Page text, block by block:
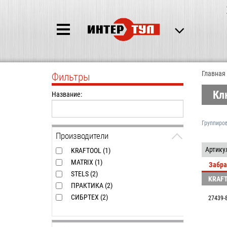
Главная
27439-
Фильтры
Название:
Производители
KRAFTOOL (1)
MATRIX (1)
STELS (2)
ПРАКТИКА (2)
СИБРТЕХ (2)